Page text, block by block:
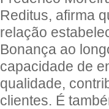
Reditus, afirma
relação
Bonança ao
capacidade de
qualidade,
clientes. É